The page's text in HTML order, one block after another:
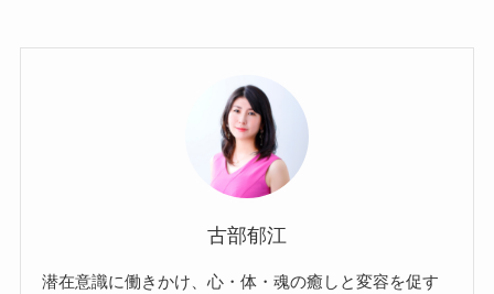
古部郁江
潜在意識に働きかけ、心・体・魂の癒しと変容を促す